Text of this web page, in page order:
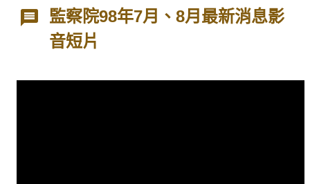
監察院98年7月、8月最新消息影
音短片